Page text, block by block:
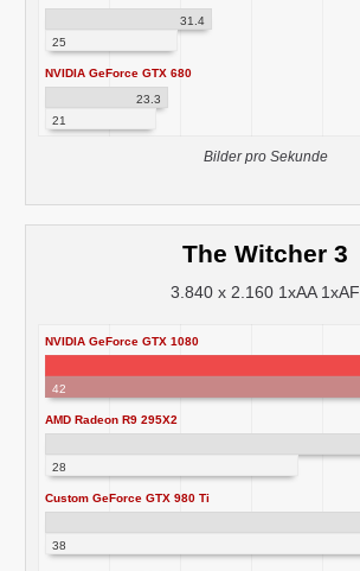
31.4
25
NVIDIA GeForce GTX 680
23.3
21
Bilder pro Sekunde
The Witcher 3
3.840 x 2.160 1xAA 1xAF
NVIDIA GeForce GTX 1080
42
AMD Radeon R9 295X2
28
Custom GeForce GTX 980 Ti
38